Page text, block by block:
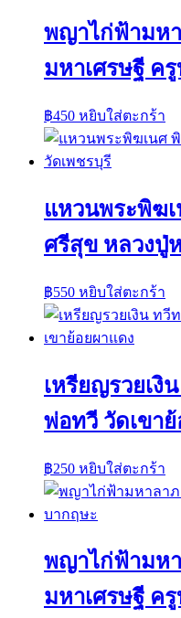
พญาไก่ฟ้ามหา
มหาเศรษฐี ค
฿450 หยิบใส่ตะกร้า
แหวนพระพิฆ
ศรีสุข หลวงปู่
฿550 หยิบใส่ตะกร้า
เหรียญรวยเงิ
พ่อทวี วัดเขา
฿250 หยิบใส่ตะกร้า
พญาไก่ฟ้ามหา
มหาเศรษฐี ค